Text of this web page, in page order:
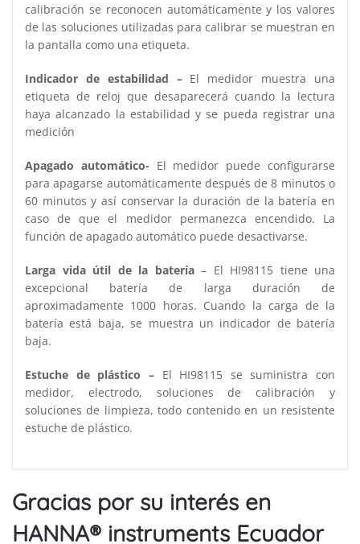
calibración se reconocen automáticamente y los valores
de las soluciones utilizadas para calibrar se muestran en
la pantalla como una etiqueta.
Indicador de estabilidad –El medidor muestra una
etiqueta de reloj que desaparecerá cuando la lectura
haya alcanzado la estabilidad y se pueda registrar una
medición
Apagado automático- El medidor puede configurarse
para apagarse automáticamente después de 8 minutos o
60 minutos y así conservar la duración de la batería en
caso de que el medidor permanezca encendido. La
función de apagado automático puede desactivarse.
Larga vida útil de la batería– El HI98115 tiene una
excepcional batería de larga duración de
aproximadamente 1000 horas. Cuando la carga de la
batería está baja, se muestra un indicador de batería
baja.
Estuche de plástico –El HI98115 se suministra con
medidor, electrodo, soluciones de calibración y
soluciones de limpieza, todo contenido en un resistente
estuche de plástico.
Gracias por su interés en
HANNA® instruments Ecuador